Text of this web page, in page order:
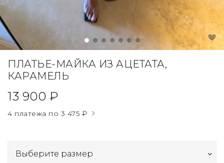
ПЛАТЬЕ-МАЙКА ИЗ АЦЕТАТА,
КАРАМЕЛЬ
13 900 ₽
4 платежа по 3 475 ₽